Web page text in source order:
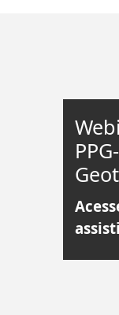
PPG-